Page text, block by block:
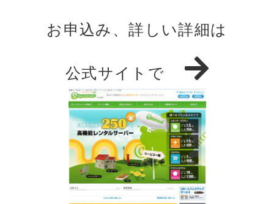
お申込み、詳しい詳細は
公式サイトで